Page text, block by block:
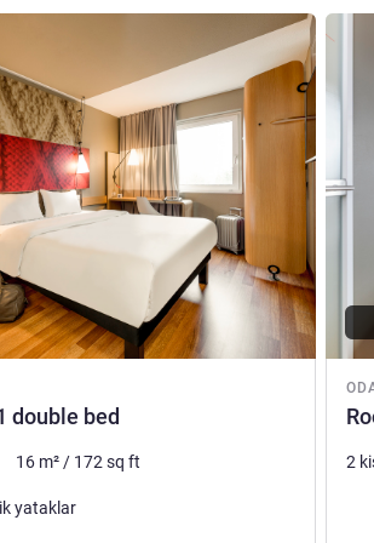
double bed
16 m²/ 172sq ft
yataklar
2